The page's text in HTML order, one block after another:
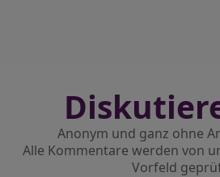
Anonym und ganz ohne
Alle Kommentare werden von
Vorfeld